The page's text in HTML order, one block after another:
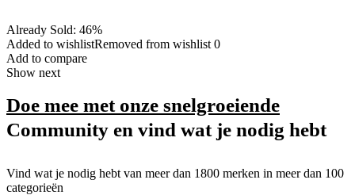
Already Sold: 46%
Added to wishlistRemoved from wishlist 0
Add to compare
Show next
Doe mee met onze snelgroeiende
Community en vind wat je nodig hebt
Vind wat je nodig hebt van meer dan 1800 merken in meer dan 100
categorieën